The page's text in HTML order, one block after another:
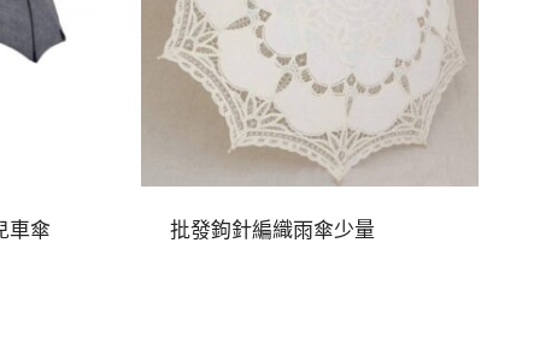
車傘 批發鉤針編織雨傘少量